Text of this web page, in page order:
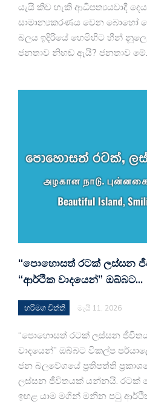
යැයි කිව හැකි ආධිපත්‍යයවාදී
සාමාන්‍යකරණය වෙන බොහෝ
බලය ඉදිරියේ හෙමිහිට හීන්
ජනතාව නිහඬ ඇයි? ජනතාව
“පොහොසත් රටක් ලස්සන
“ආර්ථික වාදයෙන්” ඔබ්බට…
හරිමග විත්ති මැයි 11, 2026
“පොහොසත් රටක් ලස්සන
වාදයෙන්” ඔබ්බට විකල්ප
ජන බලවේගයේ ප්‍රතිපත්ති
ලස්සන ජීවිතයක් යන්නයි. රටක්
ඉහළ යාම මගින් මනින පටු